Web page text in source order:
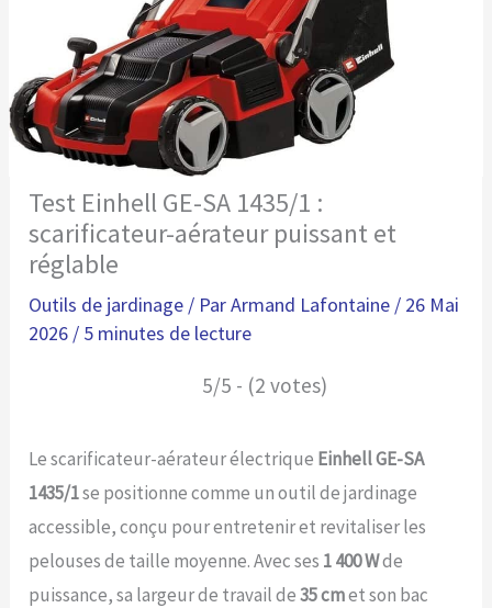
Test Einhell GE-SA 1435/1 :
scarificateur-aérateur puissant et
réglable
Outils de jardinage / ParArmand Lafontaine / 26 Mai
2026 / 5 minutes de lecture
5/5 - (2 votes)
Le scarificateur-aérateur électrique Einhell GE-SA
1435/1se positionne comme un outil de jardinage
accessible, conçu pour entretenir et revitaliser les
pelouses de taille moyenne. Avec ses 1 400 Wde
puissance, sa largeur de travail de35 cmet son bac